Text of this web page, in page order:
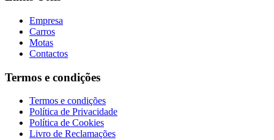
Empresa
Carros
Motas
Contactos
Termos e condições
Termos e condições
Política de Privacidade
Política de Cookies
Livro de Reclamações